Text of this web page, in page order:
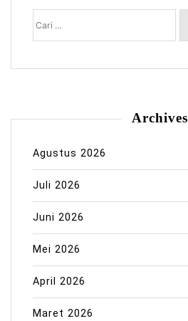
Cari
untuk:
Archives
Agustus 2026
Juli 2026
Juni 2026
Mei 2026
April 2026
Maret 2026